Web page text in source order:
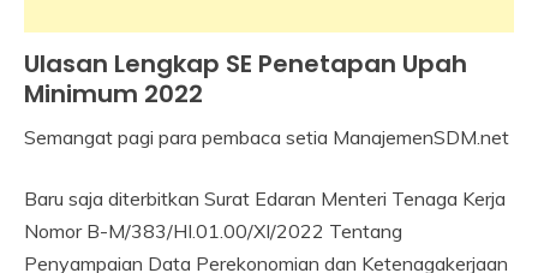
Industrial
Relation
Ulasan Lengkap SE Penetapan Upah
Minimum 2022
2021
Semangat pagi para pembaca setia ManajemenSDM.net
Baru saja diterbitkan Surat Edaran Menteri Tenaga Kerja
Nomor B-M/383/HI.01.00/XI/2022 Tentang
Penyampaian Data Perekonomian dan Ketenagakerjaan